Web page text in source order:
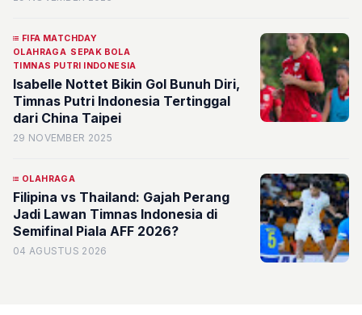
FIFA MATCHDAY
OLAHRAGA SEPAK BOLA
TIMNAS PUTRI INDONESIA
Isabelle Nottet Bikin Gol Bunuh Diri,
Timnas Putri Indonesia Tertinggal
dari China Taipei
29 NOVEMBER 2025
OLAHRAGA
Filipina vs Thailand: Gajah Perang
Jadi Lawan Timnas Indonesia di
Semifinal Piala AFF 2026?
04 AGUSTUS 2026